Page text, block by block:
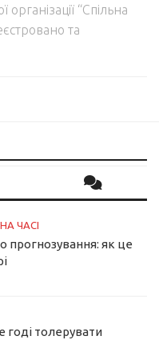
“Спільна
та
НА ЧАСІ
прогнозування: як це
годі толерувати